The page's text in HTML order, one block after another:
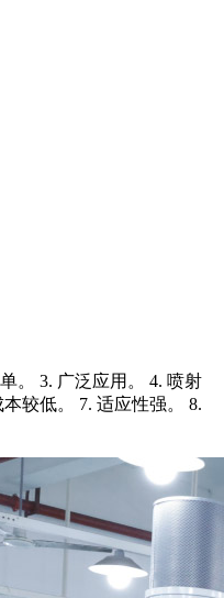
。 3. 广泛应用。 4. 喷射
较低。 7. 适应性强。 8.